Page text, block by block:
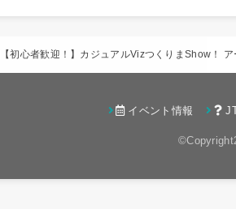
初心者歓迎！】カジュアルVizつくりまShow！ ア
イベント情報